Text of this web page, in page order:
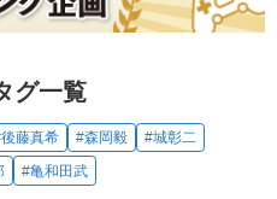
グ一覧
藤真希 #森岡毅
#城彰二
#亀和田武